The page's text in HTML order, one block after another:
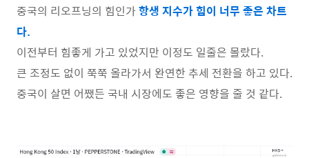
중국의 리오프닝의 힘인가항생 지수가 힘이 너무 좋은 차트
다.
이전부터 힘좋게 가고 있었지만 이정도 일줄은 몰랐다.
큰 조정도 없이 쭉쭉 올라가서 완연한 추세 전환을 하고 있다.
중국이 살면 어쨌든 국내 시장에도 좋은 영향을 줄 것 같다.